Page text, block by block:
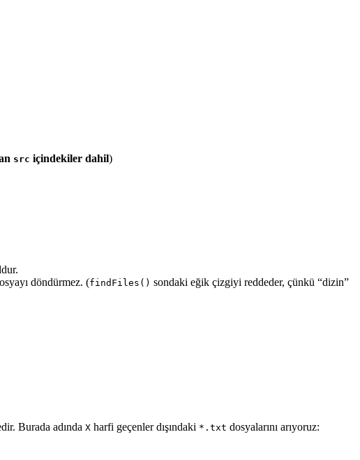
src içindekiler dahil)
döndürmez. (findFiles() sondaki eğik çizgiyi reddeder, çünkü “dizin”
Burada adında X harfi geçenler dışındaki *.txt dosyalarını arıyoruz: